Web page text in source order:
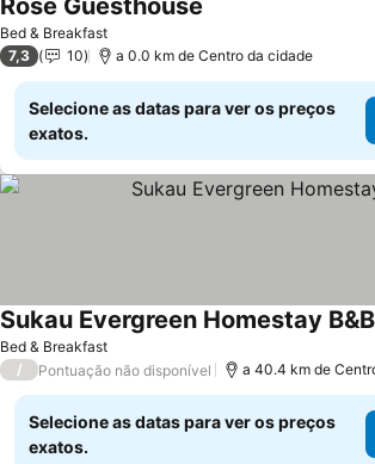
Bed & Breakfast
Rose Guesthouse
7,3 10 a 0.0 km de Centro da cidade
Selecione as datas para ver os preços
exatos.
Bed & Breakfast
Sukau Evergreen Homestay B&B
/ Pontuação não disponível a 40.4 km de
Selecione as datas para ver os preços
exatos.